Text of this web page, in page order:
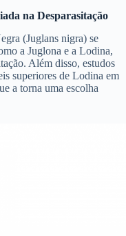
na Desparasitação
(Juglans nigra) se
a Juglona e a Lodina,
Além disso, estudos
superiores de Lodina em
a torna uma escolha